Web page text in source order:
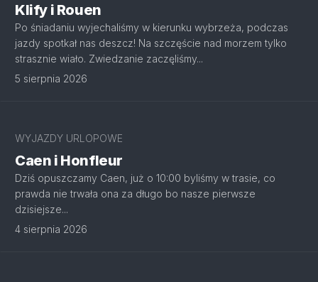
Klify i Rouen
Po śniadaniu wyjechaliśmy w kierunku wybrzeża, podczas
jazdy spotkał nas deszcz! Na szczęście nad morzem tylko
strasznie wiało. Zwiedzanie zaczęliśmy...
5 sierpnia 2026
WYJAZDY URLOPOWE
Caen i Honfleur
Dziś opuszczamy Caen, już o 10:00 byliśmy w trasie, co
prawda nie trwała ona za długo bo nasze pierwsze
dzisiejsze...
4 sierpnia 2026